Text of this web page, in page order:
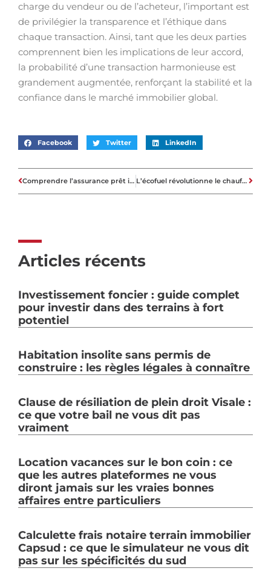
charge du vendeur ou de l’acheteur, l’important est
de privilégier la transparence et l’éthique dans
chaque transaction. Ainsi, tant que les deux parties
comprennent bien les implications de leur accord,
la probabilité d’une transaction harmonieuse est
grandement augmentée, renforçant la stabilité et la
confiance dans le marché immobilier global.
Facebook Twitter LinkedIn
Comprendre l’assurance prêt immobilier pour sécuriser votre investissement L’écofuel révolutionne le chauffage immobilier : économie et durabilité garanties
Articles récents
Investissement foncier : guide complet
pour investir dans des terrains à fort
potentiel
Habitation insolite sans permis de
construire : les règles légales à connaître
Clause de résiliation de plein droit Visale :
ce que votre bail ne vous dit pas
vraiment
Location vacances sur le bon coin : ce
que les autres plateformes ne vous
diront jamais sur les vraies bonnes
affaires entre particuliers
Calculette frais notaire terrain immobilier
Capsud : ce que le simulateur ne vous dit
pas sur les spécificités du sud